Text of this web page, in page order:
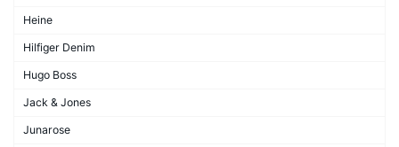
Heine
Hilfiger Denim
Hugo Boss
Jack & Jones
Junarose